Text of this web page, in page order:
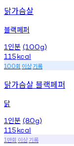
닭가슴살
블랙페퍼
1 인분 (100g)
115kcal
100회 이상기록
닭가슴살 블랙페퍼
닭
1 인분 (80g)
115kcal
1 만회 이상기록